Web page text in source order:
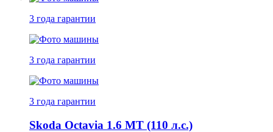
3 года гарантии
3 года гарантии
3 года гарантии
Skoda Octavia 1.6 MT (110 л.с.)